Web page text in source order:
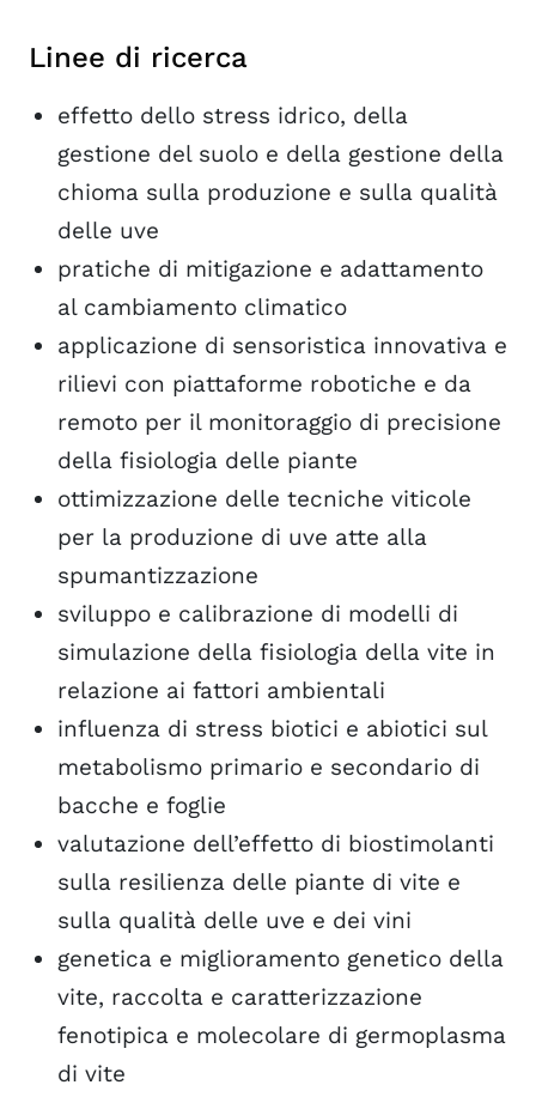
Linee di ricerca
effetto dello stress idrico, della
gestione del suolo e della gestione della
chioma sulla produzione e sulla qualità
delle uve
pratiche di mitigazione e adattamento
al cambiamento climatico
applicazione di sensoristica innovativa e
rilievi con piattaforme robotiche e da
remoto per il monitoraggio di precisione
della fisiologia delle piante
ottimizzazione delle tecniche viticole
per la produzione di uve atte alla
spumantizzazione
sviluppo e calibrazione di modelli di
simulazione della fisiologia della vite in
relazione ai fattori ambientali
influenza di stress biotici e abiotici sul
metabolismo primario e secondario di
bacche e foglie
valutazione dell’effetto di biostimolanti
sulla resilienza delle piante di vite e
sulla qualità delle uve e dei vini
genetica e miglioramento genetico della
vite, raccolta e caratterizzazione
fenotipica e molecolare di germoplasma
di vite